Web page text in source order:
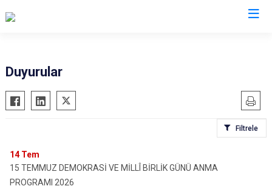
Ayrancı
Başyayla
Kazımkarabekir
Sarıveliler
Duyurular
Filtrele
14 Tem
15 TEMMUZ DEMOKRASİ VE MİLLÎ BİRLİK GÜNÜ ANMA
PROGRAMI 2026